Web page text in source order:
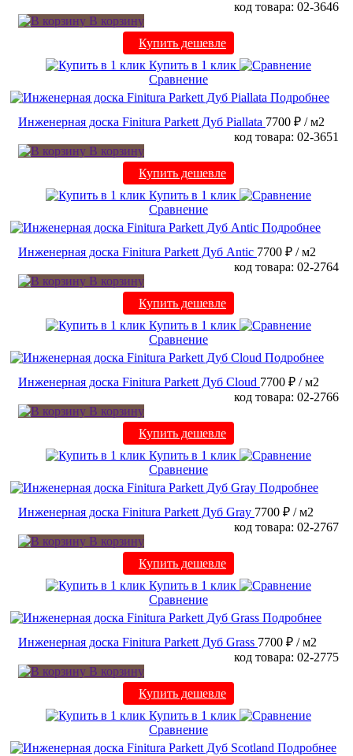
код товара: 02-3646
В корзину
Купить дешевле
Купить в 1 клик
Сравнение
Подробнее
Инженерная доска Finitura Parkett Дуб Piallata 7700 ₽ / м2
код товара: 02-3651
В корзину
Купить дешевле
Купить в 1 клик
Сравнение
Подробнее
Инженерная доска Finitura Parkett Дуб Antic 7700 ₽ / м2
код товара: 02-2764
В корзину
Купить дешевле
Купить в 1 клик
Сравнение
Подробнее
Инженерная доска Finitura Parkett Дуб Cloud 7700 ₽ / м2
код товара: 02-2766
В корзину
Купить дешевле
Купить в 1 клик
Сравнение
Подробнее
Инженерная доска Finitura Parkett Дуб Gray 7700 ₽ / м2
код товара: 02-2767
В корзину
Купить дешевле
Купить в 1 клик
Сравнение
Подробнее
Инженерная доска Finitura Parkett Дуб Grass 7700 ₽ / м2
код товара: 02-2775
В корзину
Купить дешевле
Купить в 1 клик
Сравнение
Подробнее